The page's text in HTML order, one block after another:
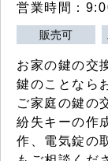
営業時間：
販売可
お家の鍵の交
鍵のことなら
ご家庭の鍵の
紛失キーの作
作、電気錠の